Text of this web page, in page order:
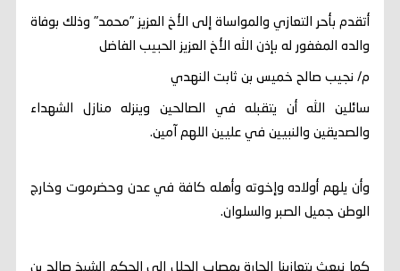
أتقدم بأحر التعازي والمواساة إلى الأخ العزيز "محمد" وذلك بوفاة
والده المغفور له بإذن الله الأخ العزيز الحبيب الفاضل
م/ نجيب صالح خميس بن ثابت النهدي
سائلين الله أن يتقبله في الصالحين وينزله منازل الشهداء
والصديقين والنبيين في عليين اللهم آمين.
وأن يلهم أولاده وإخوته وأهله كافة في عدن وحضرموت وخارج
الوطن جميل الصبر والسلوان.
كما نبعث بتعازينا الحارة بمصاب الجلل إلى الحكم الشيخ صالح بن